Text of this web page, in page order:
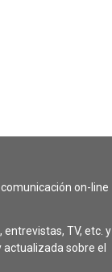
on-line
TV, etc. y
sobre el